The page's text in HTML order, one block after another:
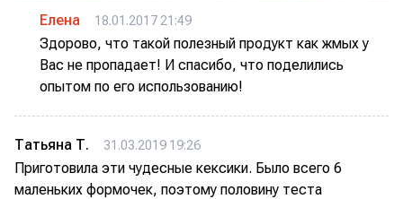
Елена 18.01.2017 21:49
Здорово, что такой полезный продукт как жмых у
Вас не пропадает! И спасибо, что поделились
опытом по его использованию!
Татьяна Т. 31.03.2019 19:26
Приготовила эти чудесные кексики. Было всего 6
маленьких формочек, поэтому половину теста